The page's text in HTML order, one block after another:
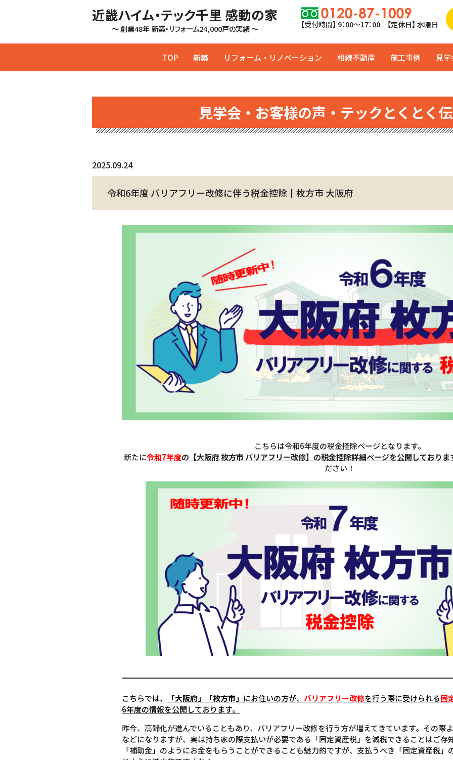
近畿ハイム・テック千里 感動の家
～ 創業48年 新築・リフォーム24,000戸の実績 ～ 【受付時間】 9：00〜17：00 【定休日】 水曜日
TOP 新築 リフォーム・リノベーション 相続不動産 施工事例 見
見学会・お客様の声・テックとくとく
2025.09.24
令和6年度 バリアフリー改修に伴う税金控除┃枚方市 大阪府
こちらは令和6年度の税金控除ページとなります。
新たに令和7年度の 【大阪府 枚方市 バリアフリー改修】の税金控除詳細ページを公開しておりま
ださい！
こちらでは、 「大阪府」「枚方市」 にお住いの方が、 バリアフリー改修を行う際に受けられる固
6年度の情報を公開しております。
昨今、高齢化が進んでいることもあり、バリアフリー改修を行う方が増えてきています。その際
などになりますが、実は持ち家の際支払いが必要である「固定資産税」を減税できることはご存
「補助金」のようにお金をもらうことができることも魅力的ですが、支払うべき「固定資産税